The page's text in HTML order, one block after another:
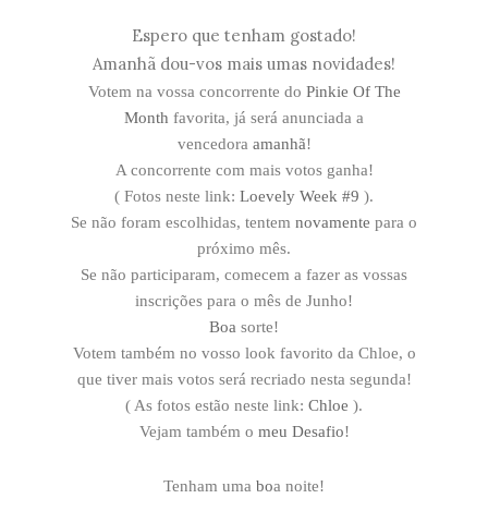
Espero que tenham gostado!
Amanhã dou-vos mais umas novidades!
Votem na vossa concorrente do Pinkie Of The
Month favorita, já será anunciada a
vencedora amanhã!
A concorrente com mais votos ganha!
( Fotos neste link: Loevely Week #9 ).
Se não foram escolhidas, tentem novamente para o
próximo mês.
Se não participaram, comecem a fazer as vossas
inscrições para o mês de Junho!
Boa sorte!
Votem também no vosso look favorito da Chloe, o
que tiver mais votos será recriado nesta segunda!
( As fotos estão neste link: Chloe ).
Vejam também o meu Desafio!
Tenham uma boa noite!